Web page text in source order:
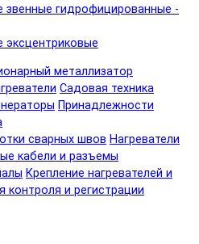
звенные гидрофицированные -
эксцентриковые
металлизатор
Садовая техника
Принадлежности
сварных швов Нагреватели
кабели и разъемы
Крепление нагревателей и
контроля и регистрации